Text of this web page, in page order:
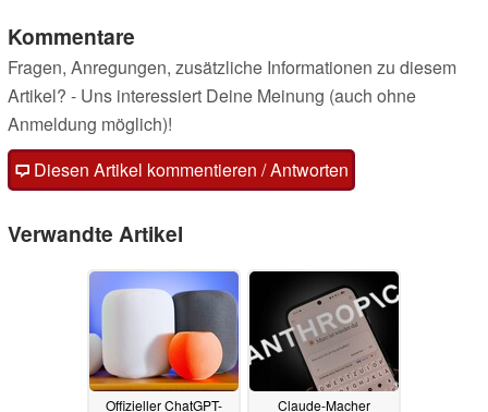
Kommentare
Fragen, Anregungen, zusätzliche Informationen zu diesem
Artikel? - Uns interessiert Deine Meinung (auch ohne
Anmeldung möglich)!
Diesen Artikel kommentieren / Antworten
Verwandte Artikel
Offizieller ChatGPT-
Claude-Macher